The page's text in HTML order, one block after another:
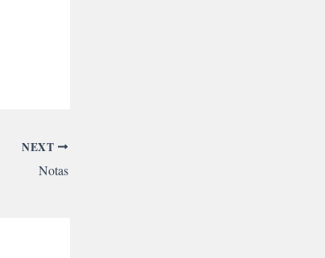
NEXT
Notas